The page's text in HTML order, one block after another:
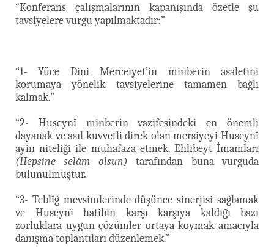
“Konferans çalışmalarının kapanışında özetle şu
tavsiyelere vurgu yapılmaktadır:”
“1- Yüce Dini Merceiyet’in minberin asaletini
korumaya yönelik tavsiyelerine tamamen bağlı
kalmak.”
“2- Huseynî minberin vazifesindeki en önemli
dayanak ve asıl kuvvetli direk olan mersiyeyi Huseynî
ayin niteliği ile muhafaza etmek. Ehlibeyt İmamları
(Hepsine selâm olsun) tarafından buna vurguda
bulunulmuştur.
“3- Teblîğ mevsimlerinde düşünce sinerjisi sağlamak
ve Huseynî hatibin karşı karşıya kaldığı bazı
zorluklara uygun çözümler ortaya koymak amacıyla
danışma toplantıları düzenlemek.”